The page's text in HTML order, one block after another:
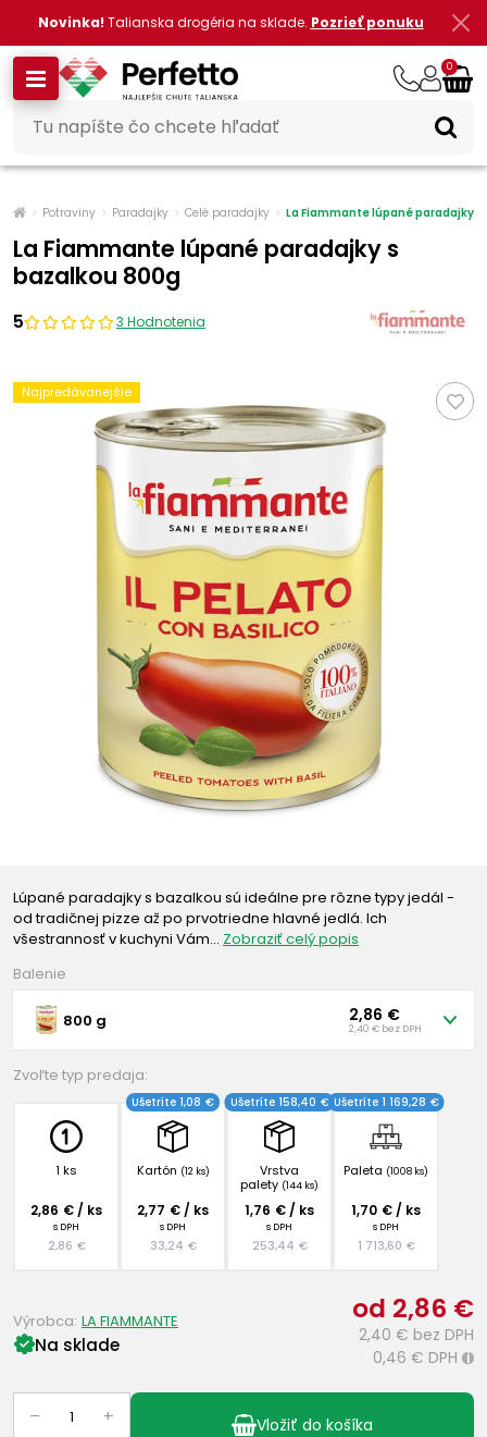
Novinka! Talianska drogéria na sklade. Pozrieť ponuku
0
Potraviny Paradajky Celé paradajky La Fiammante lúpané paradajky
La Fiammante lúpané paradajky s
bazalkou 800g
5 3 Hodnotenia
Najpredávanejšie
Lúpané paradajky s bazalkou sú ideálne pre rôzne typy jedál -
od tradičnej pizze až po prvotriedne hlavné jedlá. Ich
všestrannosť v kuchyni Vám… Zobraziť celý popis
Balenie
800 g 2,86 €
2,40 € bez DPH
Zvoľte typ predaja:
1 ks
2,86 € / ks
s DPH
2,86 €
Kartón (12 ks)
Ušetríte 1,08 €
2,77 € / ks
s DPH
33,24 €
Vrstva
palety (144 ks)
Ušetríte 158,40 €
1,76 € / ks
s DPH
253,44 €
Paleta (1008 ks)
Ušetríte 1 169,28 €
1,70 € / ks
s DPH
1 713,60 €
od 2,86 €
2,40 € bez DPH
0,46 € DPH i
Na sklade
Výrobca: LA FIAMMANTE
– + Vložiť do košíka